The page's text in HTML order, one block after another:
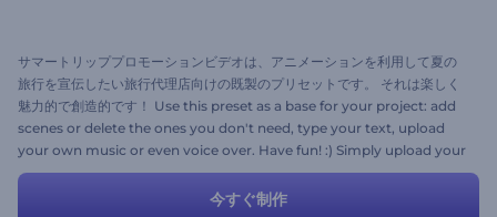
サマートリッププロモーションビデオは、アニメーションを利用して夏の
旅行を宣伝したい旅行代理店向けの既製のプリセットです。 それは楽しく
魅力的で創造的です！ Use this preset as a base for your project: add
scenes or delete the ones you don't need, type your text, upload
your own music or even voice over. Have fun! :) Simply upload your
images, add music, alter the text and come away with your
greatest projects with Renderforest. It's free!
今すぐ制作